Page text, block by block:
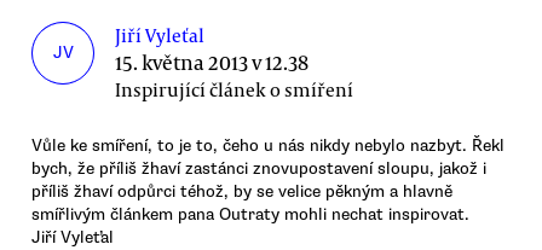
JV
Jiří Vyleťal
15. května 2013 v 12.38
Inspirující článek o smíření
Vůle ke smíření, to je to, čeho u nás nikdy nebylo nazbyt. Řekl
bych, že příliš žhaví zastánci znovupostavení sloupu, jakož i
příliš žhaví odpůrci téhož, by se velice pěkným a hlavně
smířlivým článkem pana Outraty mohli nechat inspirovat.
Jiří Vyleťal